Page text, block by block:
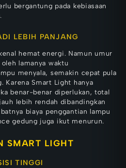
bergantung pada kebiasaan
LEBIH PANJANG
hemat energi. Namun umur
lamanya waktu
menyala, semakin cepat pula
Karena Smart Light hanya
benar-benar diperlukan, total
lebih rendah dibandingkan
biaya penggantian lampu
gedung juga ikut menurun.
SMART LIGHT
TINGGI